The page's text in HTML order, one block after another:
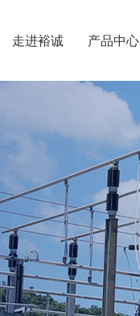
走进裕诚 产品中心